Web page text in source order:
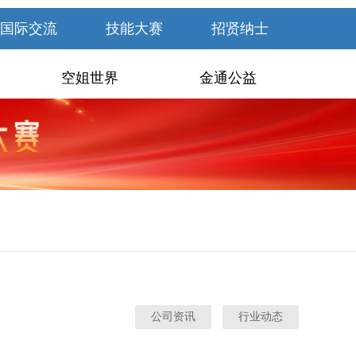
国际交流 技能大赛 招贤纳士
空姐世界 金通公益
公司资讯 行业动态